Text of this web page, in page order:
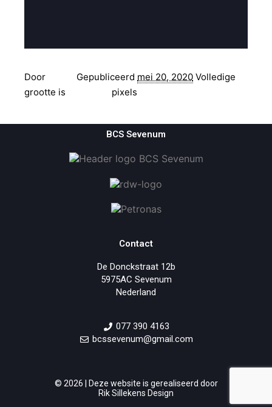
Door Gepubliceerd mei 20, 2020 Volledige
grootte is
pixels
BCS Sevenum
Contact
De Donckstraat 12b
5975AC Sevenum
Nederland
077 390 4163
bcssevenum@gmail.com
© 2026 | Deze website is gerealiseerd door
Rik Sillekens Design